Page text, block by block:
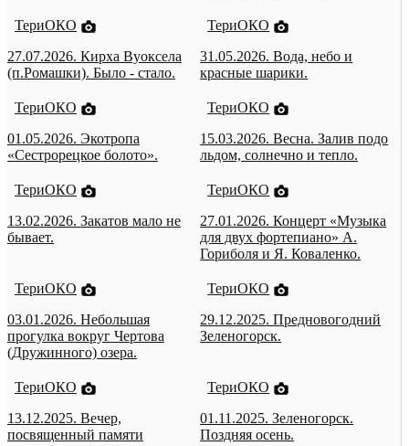
ТериОКО
27.07.2026. Кирха Вуоксела
(п.Ромашки). Было - стало.
ТериОКО
31.05.2026. Вода, небо и
красные шарики.
ТериОКО
01.05.2026. Экотропа
«Сестрорецкое болото».
ТериОКО
15.03.2026. Весна. Залив подо
льдом, солнечно и тепло.
ТериОКО
13.02.2026. Закатов мало не
бывает.
ТериОКО
27.01.2026. Концерт «Музыка
для двух фортепиано» А.
Гориболя и Я. Коваленко.
ТериОКО
03.01.2026. Небольшая
прогулка вокруг Чертова
(Дружинного) озера.
ТериОКО
29.12.2025. Предновогодний
Зеленогорск.
ТериОКО
13.12.2025. Вечер,
посвященный памяти
ТериОКО
01.11.2025. Зеленогорск.
Поздняя осень.